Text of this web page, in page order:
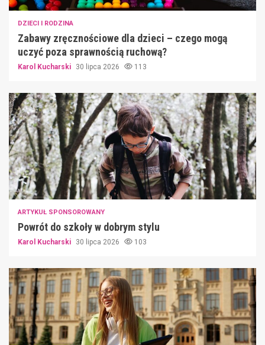
DZIECI I RODZINA
Zabawy zręcznościowe dla dzieci – czego mogą
uczyć poza sprawnością ruchową?
Karol Kucharski 30 lipca 2026 113
ARTYKUŁ SPONSOROWANY
Powrót do szkoły w dobrym stylu
Karol Kucharski 30 lipca 2026 103